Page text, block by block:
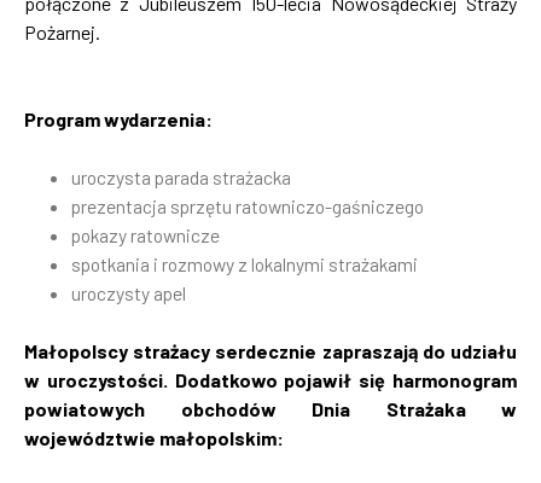
Pożarnej.
Program wydarzenia:
uroczysta parada strażacka
prezentacja sprzętu ratowniczo-gaśniczego
pokazy ratownicze
spotkania i rozmowy z lokalnymi strażakami
uroczysty apel
Małopolscy strażacy serdecznie zapraszają do udziału
w uroczystości. Dodatkowo pojawił się harmonogram
powiatowych obchodów Dnia Strażaka w
województwie małopolskim: